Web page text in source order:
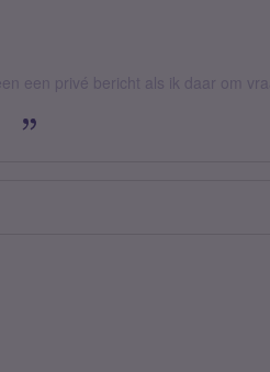
een privé bericht als ik daar om